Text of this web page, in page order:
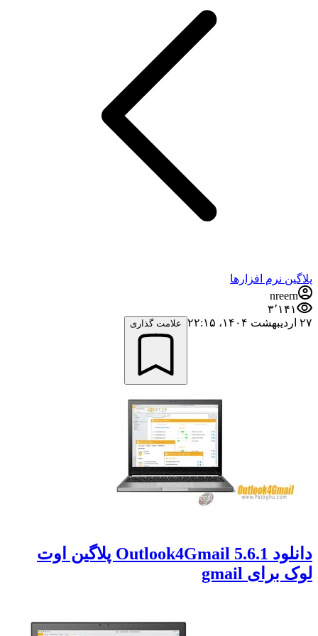
پلاگین نرم افزارها
nreern
۳٬۱۴۱
۲۷ اردیبهشت ۱۴۰۴،‏ ۲۲:۱۵
علامت گذاری
دانلود Outlook4Gmail 5.6.1 پلاگین اوت
لوک برای gmail